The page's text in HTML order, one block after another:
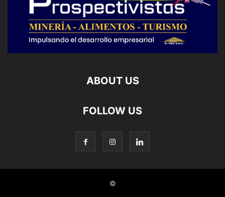
ABOUT US
FOLLOW US
©